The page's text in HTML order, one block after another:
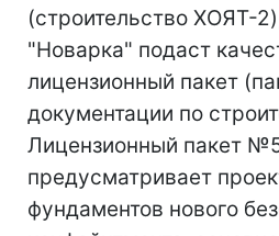
(строительство ХОЯТ-
"Новарка" подаст
лицензионный пакет
документации по
Лицензионный пакет
предусматривает
фундаментов нового